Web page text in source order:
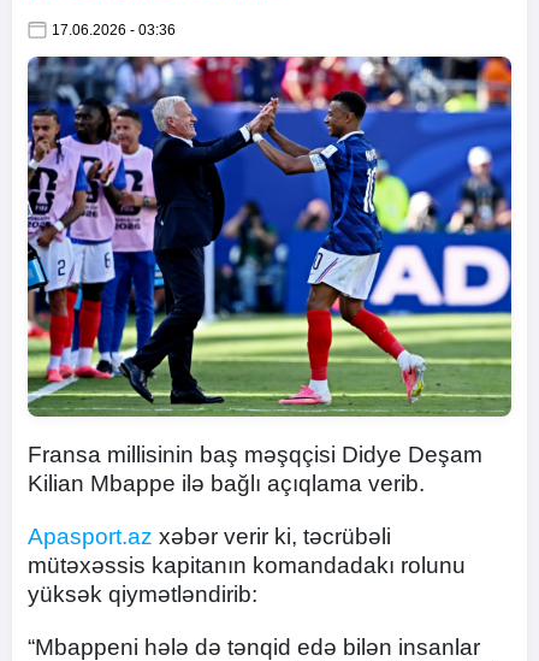
17.06.2026 - 03:36
Fransa millisinin baş məşqçisi Didye Deşam
Kilian Mbappe ilə bağlı açıqlama verib.
Apasport.az xəbər verir ki, təcrübəli
mütəxəssis kapitanın komandadakı rolunu
yüksək qiymətləndirib:
“Mbappeni hələ də tənqid edə bilən insanlar